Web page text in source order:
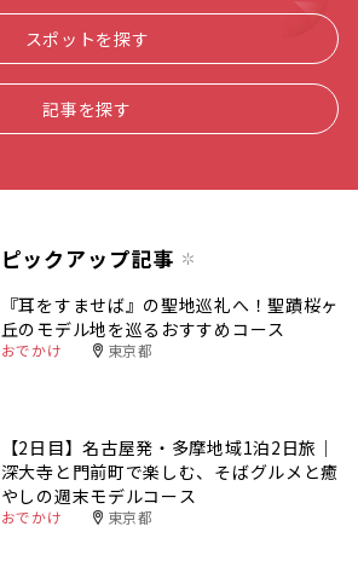
スポットを探す
記事を探す
ピックアップ記事
『耳をすませば』の聖地巡礼へ！聖蹟桜ヶ
丘のモデル地を巡るおすすめコース
おでかけ 東京都
【2日目】名古屋発・多摩地域1泊2日旅｜
深大寺と門前町で楽しむ、そばグルメと癒
やしの週末モデルコース
おでかけ 東京都